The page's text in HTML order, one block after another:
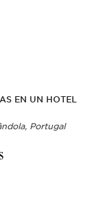
EN UN HOTEL
Portugal